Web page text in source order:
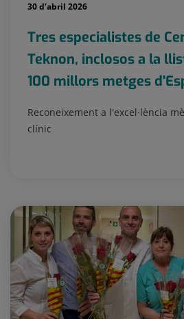
30 d’abril 2026
Tres especialistes de
Teknon, inclosos a la
100 millors metges
Reconeixement a l'excel·lència
clínic